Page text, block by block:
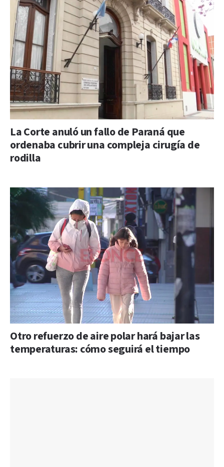
La Corte anuló un fallo de Paraná que
ordenaba cubrir una compleja cirugía de
rodilla
Otro refuerzo de aire polar hará bajar las
temperaturas: cómo seguirá el tiempo